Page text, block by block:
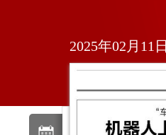
2025年02月11日